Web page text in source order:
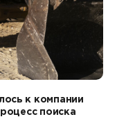
рывок к новым
к компании
поиска